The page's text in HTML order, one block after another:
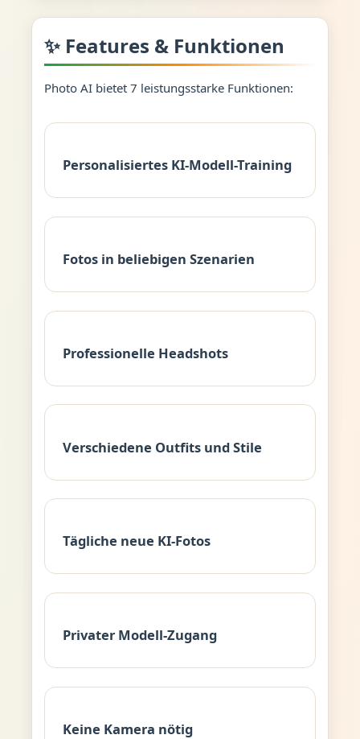
✨ Features & Funktionen
Photo AI bietet 7 leistungsstarke Funktionen:
Personalisiertes KI-Modell-Training
Fotos in beliebigen Szenarien
Professionelle Headshots
Verschiedene Outfits und Stile
Tägliche neue KI-Fotos
Privater Modell-Zugang
Keine Kamera nötig